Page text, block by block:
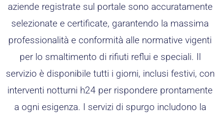
aziende registrate sul portale sono accuratamente
selezionate e certificate, garantendo la massima
professionalità e conformità alle normative vigenti
per lo smaltimento di rifiuti reflui e speciali. Il
servizio è disponibile tutti i giorni, inclusi festivi, con
interventi notturni h24 per rispondere prontamente
a ogni esigenza. I servizi di spurgo includono la